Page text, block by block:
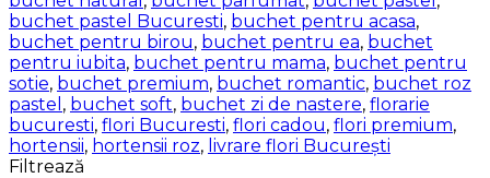
buchet pastel Bucuresti, buchet pentru acasa,
buchet pentru birou, buchet pentru ea, buchet
pentru iubita, buchet pentru mama, buchet pentru
sotie, buchet premium, buchet romantic, buchet roz
pastel , buchet soft, buchet zi de nastere, florarie
bucuresti, flori Bucuresti, flori cadou, flori premium,
hortensii, hortensii roz, livrare flori București
Filtrează